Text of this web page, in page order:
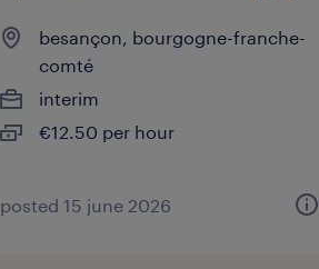
besançon, bourgogne-franche-
comté
interim
€12.50 per hour
posted 15 june 2026